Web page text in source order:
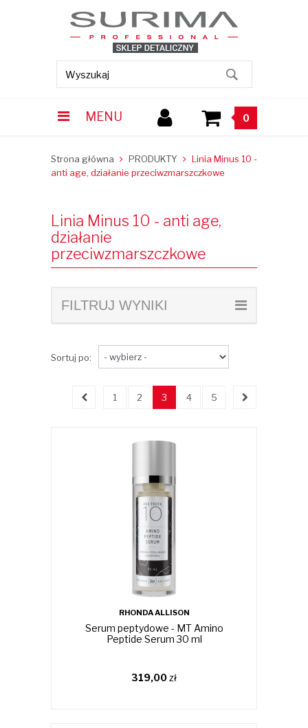
MENU 0
Strona główna PRODUKTY
Linia Minus 10 -
anti age, działanie przeciwzmarszczkowe
Linia Minus 10 - anti age,
działanie
przeciwzmarszczkowe
FILTRUJ WYNIKI
Sortuj po:
1 2 3 4 5
RHONDA ALLISON
Serum peptydowe - MT Amino
Peptide Serum 30 ml
319,00zł